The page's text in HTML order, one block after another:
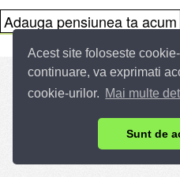
Acest site foloseste
continuare, va exprimati
cookie-urilor. Mai multe
Sunt de